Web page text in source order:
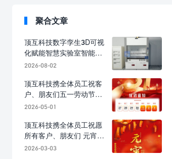
聚合文章
顶互科技数字孪生3D可视
化赋能智慧实验室智能化
建设，解锁全域智能管控
2026-08-02
顶互科技携全体员工祝客
户、朋友们五一劳动节快
乐！
2026-05-01
顶互科技携全体员工祝愿
所有客户、朋友们 元宵节
快乐！
2026-03-03